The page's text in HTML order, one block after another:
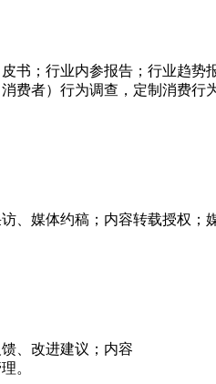
书；行业内参报告；行业趋势
费者）行为调查，定制消费行
、媒体约稿；内容转载授权；
、改进建议；内容
。